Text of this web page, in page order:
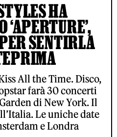
HA
‘APERTURE’,
SENTIRLA
All the Time. Disco,
farà 30 concerti
di New York. Il
Le uniche date
e Londra